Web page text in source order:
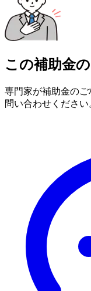
この補助金
専門家が補助金の
問い合わせください